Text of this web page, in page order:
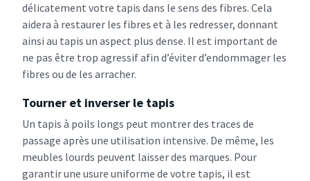
délicatement votre tapis dans le sens des fibres. Cela
aidera à restaurer les fibres et à les redresser, donnant
ainsi au tapis un aspect plus dense. Il est important de
ne pas être trop agressif afin d’éviter d’endommager les
fibres ou de les arracher.
Tourner et inverser le tapis
Un tapis à poils longs peut montrer des traces de
passage après une utilisation intensive. De même, les
meubles lourds peuvent laisser des marques. Pour
garantir une usure uniforme de votre tapis, il est